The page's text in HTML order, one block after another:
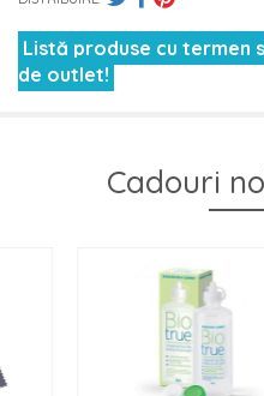
Listă produse cu termen
de outlet!
Cadouri